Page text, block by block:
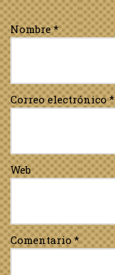
Nombre*
Correo electrónico*
Web
Comentario*